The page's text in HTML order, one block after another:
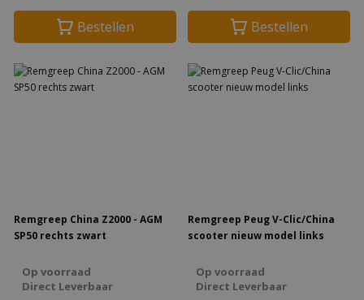
Bestellen Bestellen
Remgreep China Z2000 - AGM
SP50 rechts zwart
Op voorraad
Direct Leverbaar
Remgreep Peug V-Clic/China
scooter nieuw model links
Op voorraad
Direct Leverbaar